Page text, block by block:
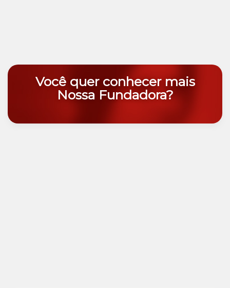
Você quer conhecer mais
Nossa Fundadora?